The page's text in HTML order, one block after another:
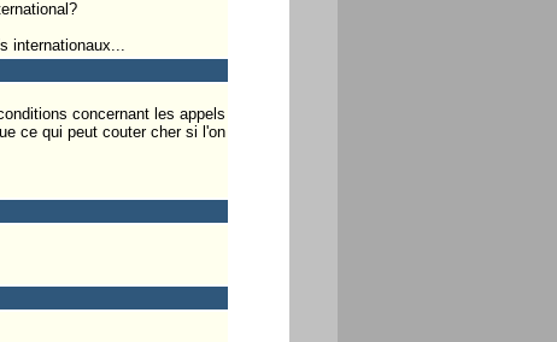
concernant les appels
ce qui peut couter cher si l'on